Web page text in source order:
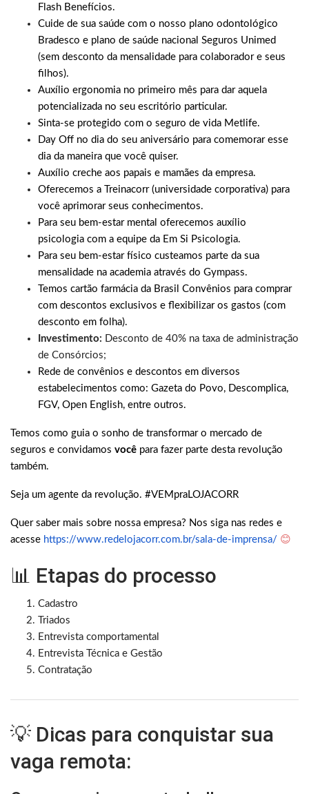
Flash Benefícios.
Cuide de sua saúde com o nosso plano odontológico
Bradesco e plano de saúde nacional Seguros Unimed
(sem desconto da mensalidade para colaborador e seus
filhos).
Auxílio ergonomia no primeiro mês para dar aquela
potencializada no seu escritório particular.
Sinta-se protegido com o seguro de vida Metlife.
Day Off no dia do seu aniversário para comemorar esse
dia da maneira que você quiser.
Auxílio creche aos papais e mamães da empresa.
Oferecemos a Treinacorr (universidade corporativa) para
você aprimorar seus conhecimentos.
Para seu bem-estar mental oferecemos auxílio
psicologia com a equipe da Em Si Psicologia.
Para seu bem-estar físico custeamos parte da sua
mensalidade na academia através do Gympass.
Temos cartão farmácia da Brasil Convênios para comprar
com descontos exclusivos e flexibilizar os gastos (com
desconto em folha).
Investimento: Desconto de 40% na taxa de administração
de Consórcios;
Rede de convênios e descontos em diversos
estabelecimentos como: Gazeta do Povo, Descomplica,
FGV, Open English, entre outros.
Temos como guia o sonho de transformar o mercado de
seguros e convidamos você para fazer parte desta revolução
também.
Seja um agente da revolução. #VEMpraLOJACORR
Quer saber mais sobre nossa empresa? Nos siga nas redes e
acesse https://www.redelojacorr.com.br/sala-de-imprensa/ 😊
📊 Etapas do processo
Cadastro
Triados
Entrevista comportamental
Entrevista Técnica e Gestão
Contratação
💡 Dicas para conquistar sua
vaga remota: